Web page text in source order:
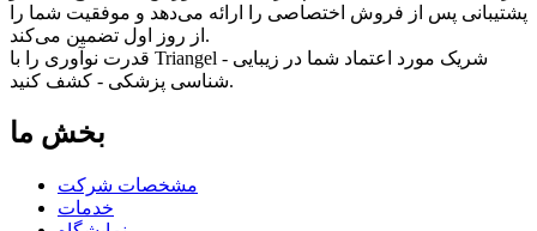
بخش ما
خدمات
گواهی
تماس با ما